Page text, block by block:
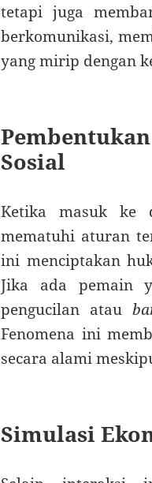
tetapi juga
berkomunikasi,
yang mirip dengan
Sosial
Ketika masuk ke
mematuhi aturan
ini menciptakan
Jika ada pemain
pengucilan atau
Fenomena ini
secara alami
Simulasi